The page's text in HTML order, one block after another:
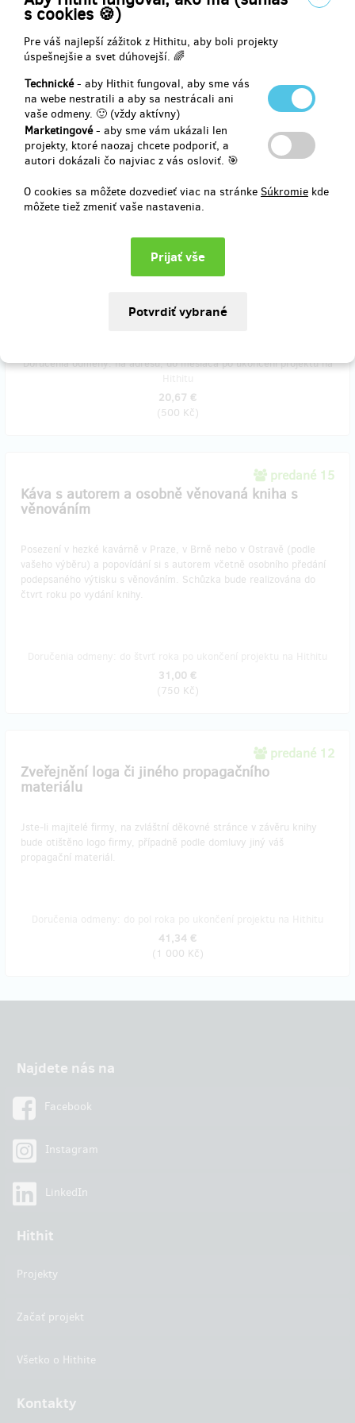
s cookies 🍪)
Pre váš najlepší zážitok z Hithitu, aby boli projekty
úspešnejšie a svet dúhovejší. 🌈
Technické- aby Hithit fungoval, aby sme vás
na webe nestratili a aby sa nestrácali ani
vaše odmeny. 🙂 (vždy aktívny)
Marketingové- aby sme vám ukázali len
projekty, ktoré naozaj chcete podporiť, a
autori dokázali čo najviac z vás osloviť. 🎯
O cookies sa môžete dozvedieť viac na stránke Súkromie kde
môžete tiež zmeniť vaše nastavenia.
Budete-li si to přát, vaše jméno bude uvedeno na zvláštním
děkovném listě v závěru knihy.
závěrečnou korekturou knihy).
Doručenia odmeny: do pol roka po ukončení projektu na Hithitu
8,27 €
Kniha s věnováním a podpisem autora
výtisk knihy s osobním věnováním a podpisem autora.
Doručenia odmeny: na adresu, do mesiaca po ukončení projektu na
20,67 €
(500 Kč)
predané 15
Káva s autorem a osobně věnovaná kniha s
věnováním
Posezení v hezké kavárně v Praze, v Brně nebo v Ostravě (podle
vašeho výběru) a popovídání si s autorem včetně osobního předání
podepsaného výtisku s věnováním. Schůzka bude realizována do
čtvrt roku po vydání knihy.
31,00 €
(750 Kč)
predané 12
Zveřejnění loga či jiného propagačního
materiálu
Jste-li majitelé firmy, na zvláštní děkovné stránce v závěru knihy
bude otištěno logo firmy, případně podle domluvy jiný váš
propagační materiál.
41,34 €
(1 000 Kč)
Najdete nás na
Facebook
Instagram
LinkedIn
Hithit
Projekty
Začať projekt
Všetko o Hithite
Kontakty